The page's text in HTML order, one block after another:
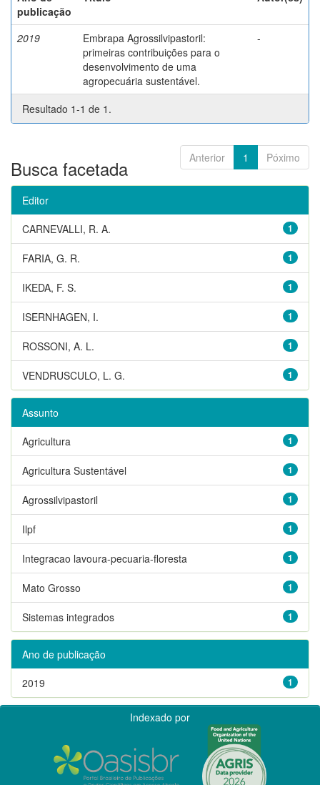
publicação
2019
Embrapa Agrossilvipastoril:
primeiras contribuições para o
desenvolvimento de uma
agropecuária sustentável.
-
Resultado 1-1 de 1.
Anterior 1 Póximo
Busca facetada
Editor
1
CARNEVALLI, R. A.
1
FARIA, G. R.
1
IKEDA, F. S.
1
ISERNHAGEN, I.
1
ROSSONI, A. L.
1
VENDRUSCULO, L. G.
Assunto
1
Agricultura
1
Agricultura Sustentável
1
Agrossilvipastoril
1
Ilpf
1
Integracao lavoura-pecuaria-floresta
1
Mato Grosso
1
Sistemas integrados
Ano de publicação
1
2019
Indexado por